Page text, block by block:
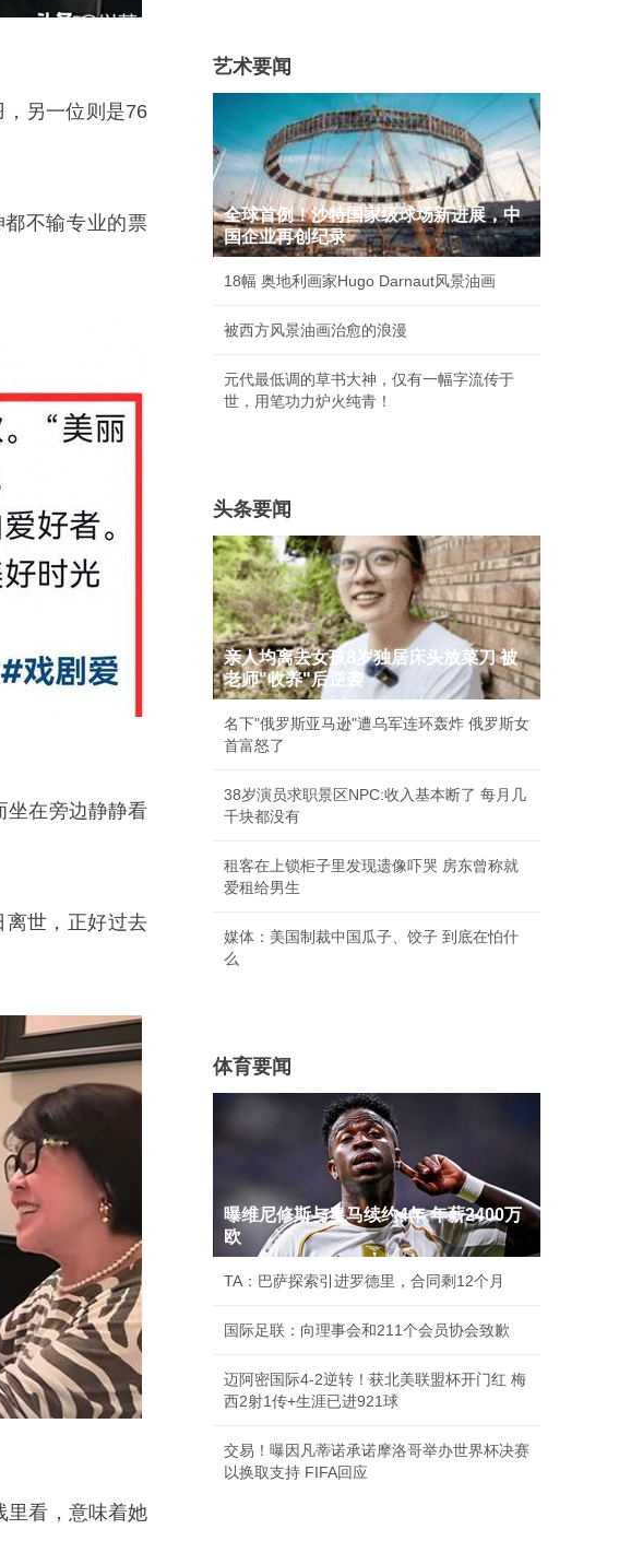
，另一位则是76
不输专业的票
坐在旁边静静看
离世，正好过去
里看，意味着她
艺术要闻
全球首例！沙特国家级球场新进展，中
国企业再创纪录
18幅 奥地利画家Hugo Darnaut风景油画
被西方风景油画治愈的浪漫
元代最低调的草书大神，仅有一幅字流传于
世，用笔功力炉火纯青！
头条要闻
亲人均离去女孩8岁独居床头放菜刀 被
老师"收养"后逆袭
名下"俄罗斯亚马逊"遭乌军连环轰炸 俄罗斯女
首富怒了
38岁演员求职景区NPC:收入基本断了 每月几
千块都没有
租客在上锁柜子里发现遗像吓哭 房东曾称就
爱租给男生
媒体：美国制裁中国瓜子、饺子 到底在怕什
么
体育要闻
曝维尼修斯与皇马续约4年 年薪2400万
欧
TA：巴萨探索引进罗德里，合同剩12个月
国际足联：向理事会和211个会员协会致歉
迈阿密国际4-2逆转！获北美联盟杯开门红 梅
西2射1传+生涯已进921球
交易！曝因凡蒂诺承诺摩洛哥举办世界杯决赛
以换取支持 FIFA回应